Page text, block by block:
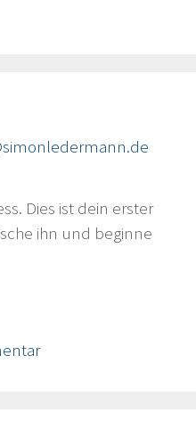
Dies ist dein erster
ihn und beginne